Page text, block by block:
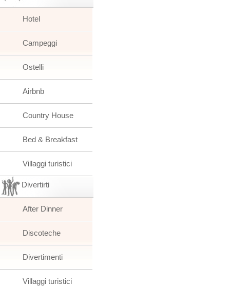
Hotel
Campeggi
Ostelli
Airbnb
Country House
Bed & Breakfast
Villaggi turistici
Divertirti
After Dinner
Discoteche
Divertimenti
Villaggi turistici